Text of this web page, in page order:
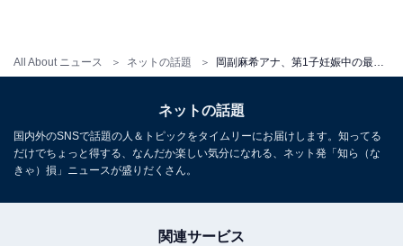
All About ニュース ネットの話題
ネットの話題
国内外のSNSで話題の人＆トピックをタイムリーにお届けします。知ってる
だけでちょっと得する、なんだか楽しい気分になれる、ネット発「知ら（な
きゃ）損」ニュースが盛りだくさん。
関連サービス